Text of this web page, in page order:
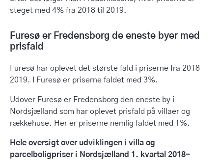
steget med 4% fra 2018 til 2019.
Furesø er Fredensborg de eneste byer med
prisfald
Furesø har oplevet det største fald i priserne fra 2018-
2019. I Furesø er priserne faldet med 3%.
Udover Furesø er Fredensborg den eneste by i
Nordsjælland som har oplevet prisfald på villaer og
rækkehuse. Her er priserne nemlig faldet med 1%.
Hele oversigt over udviklingen i villa og
parcelboligpriser i Nordsjælland 1. kvartal 2018-